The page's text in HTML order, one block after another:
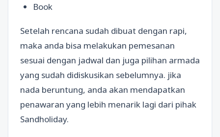
Book
Setelah rencana sudah dibuat dengan rapi,
maka anda bisa melakukan pemesanan
sesuai dengan jadwal dan juga pilihan armada
yang sudah didiskusikan sebelumnya. jika
nada beruntung, anda akan mendapatkan
penawaran yang lebih menarik lagi dari pihak
Sandholiday.